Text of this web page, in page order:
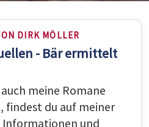
DIRK MÖLLER
- Bär ermittelt
meine Romane
findest du auf meiner
und